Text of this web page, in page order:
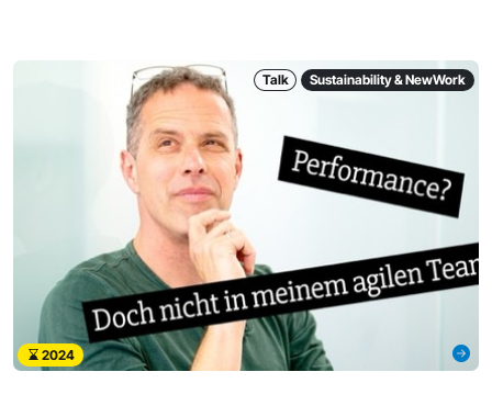
Talk Sustainability & NewWork
2024